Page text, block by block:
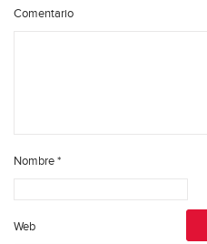
Comentario
Nombre*
Web